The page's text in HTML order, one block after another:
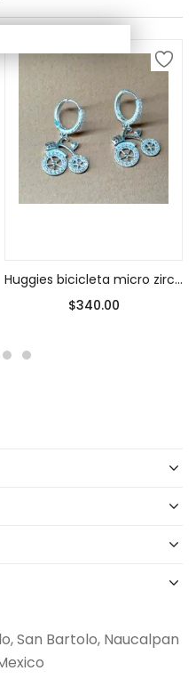
Huggies bicicleta micro zirconea
$340.00
San Bartolo, Naucalpan